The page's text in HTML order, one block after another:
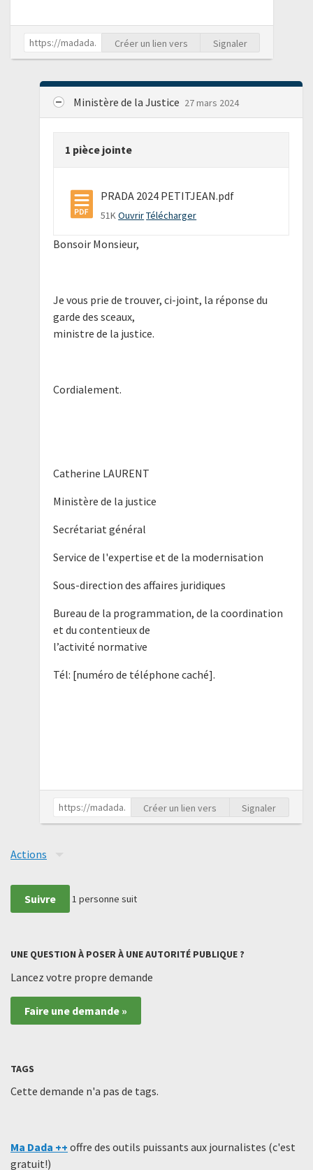
Créer un lien vers Signaler
Ministère de la Justice 27 mars 2024
1 pièce jointe
PRADA 2024 PETITJEAN.pdf
51KOuvrirTélécharger
Bonsoir Monsieur,
Je vous prie de trouver, ci-joint, la réponse du
garde des sceaux,
ministre de la justice.
Cordialement.
Catherine LAURENT
Ministère de la justice
Secrétariat général
Service de l'expertise et de la modernisation
Sous-direction des affaires juridiques
Bureau de la programmation, de la coordination
et du contentieux de
l’activité normative
Tél: [numéro de téléphone caché].
Créer un lien vers Signaler
Actions
Suivre 1 personne suit
UNE QUESTION À POSER À UNE AUTORITÉ PUBLIQUE ?
Lancez votre propre demande
Faire une demande »
TAGS
Cette demande n'a pas de tags.
Ma Dada ++ offre des outils puissants aux journalistes (c'est
gratuit!)